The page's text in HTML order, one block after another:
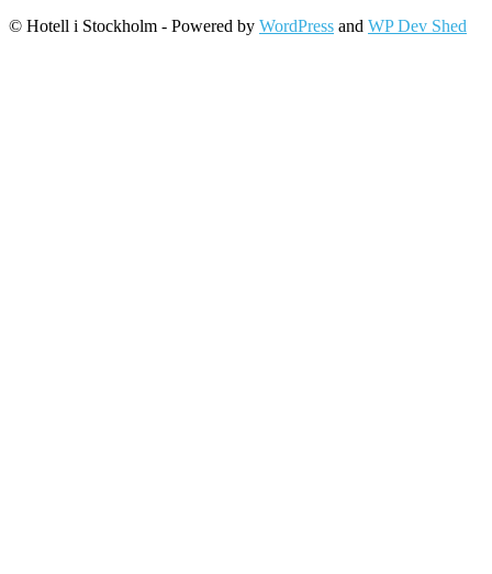
© Hotell i Stockholm - Powered by WordPress and WP Dev Shed